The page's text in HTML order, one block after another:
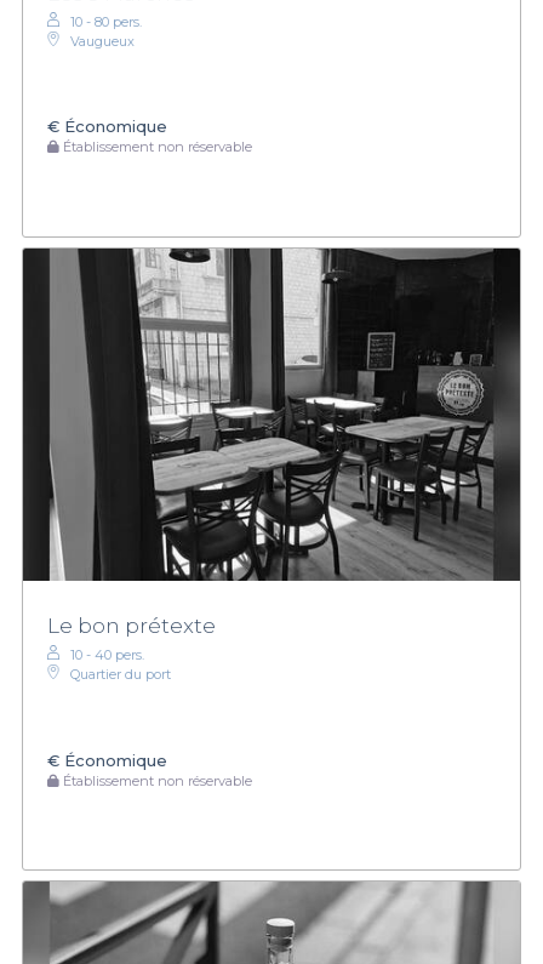
10 - 80 pers.
Vaugueux
€ Économique
Établissement non réservable
Le bon prétexte
10 - 40 pers.
Quartier du port
€ Économique
Établissement non réservable